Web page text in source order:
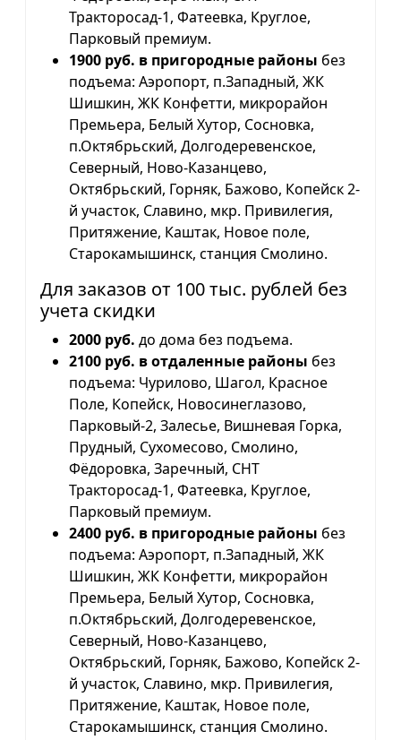
Тракторосад-1, Фатеевка, Круглое,
Парковый премиум.
1900 руб. в пригородные районы без
подъема: Аэропорт, п.Западный, ЖК
Шишкин, ЖК Конфетти, микрорайон
Премьера, Белый Хутор, Сосновка,
п.Октябрьский, Долгодеревенское,
Северный, Ново-Казанцево,
Октябрьский, Горняк, Бажово, Копейск 2-
й участок, Славино, мкр. Привилегия,
Притяжение, Каштак, Новое поле,
Старокамышинск, станция Смолино.
Для заказов от 100 тыс. рублей без
учета скидки
2000 руб. до дома без подъема.
2100 руб. в отдаленные районы без
подъема: Чурилово, Шагол, Красное
Поле, Копейск, Новосинеглазово,
Парковый-2, Залесье, Вишневая Горка,
Прудный, Сухомесово, Смолино,
Фёдоровка, Заречный, СНТ
Тракторосад-1, Фатеевка, Круглое,
Парковый премиум.
2400 руб. в пригородные районы без
подъема: Аэропорт, п.Западный, ЖК
Шишкин, ЖК Конфетти, микрорайон
Премьера, Белый Хутор, Сосновка,
п.Октябрьский, Долгодеревенское,
Северный, Ново-Казанцево,
Октябрьский, Горняк, Бажово, Копейск 2-
й участок, Славино, мкр. Привилегия,
Притяжение, Каштак, Новое поле,
Старокамышинск, станция Смолино.